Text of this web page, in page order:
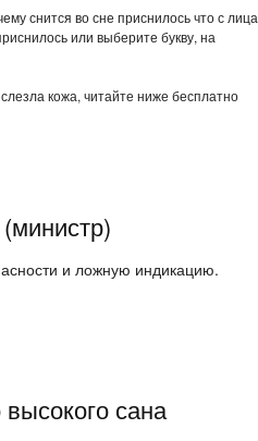
снится во сне приснилось что с лица
или выберите букву, на
кожа, читайте ниже бесплатно
и ложную индикацию.
сана